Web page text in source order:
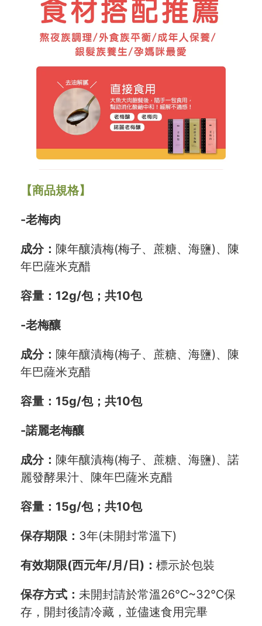
【商品規格】
-老梅肉
成分： 陳年釀漬梅(梅子、蔗糖、海鹽)、陳
年巴薩米克醋
容量： 12g/包；共10包
-老梅釀
成分： 陳年釀漬梅(梅子、蔗糖、海鹽)、陳
年巴薩米克醋
容量： 15g/包；共10包
-諾麗老梅釀
成分： 陳年釀漬梅(梅子、蔗糖、海鹽)、諾
麗發酵果汁、陳年巴薩米克醋
容量： 15g/包；共10包
保存期限： 3年(未開封常溫下)
有效期限(西元年/月/日)： 標示於包裝
保存方式： 未開封請於常溫26℃~32℃保
存，開封後請冷藏，並儘速食用完畢